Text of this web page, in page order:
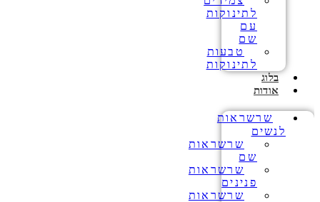
לתינוקות
עם
שם
טבעות
לתינוקות
בלוג
אודות
שרשראות
לנשים
שרשראות
שם
שרשראות
פנינים
שרשראות